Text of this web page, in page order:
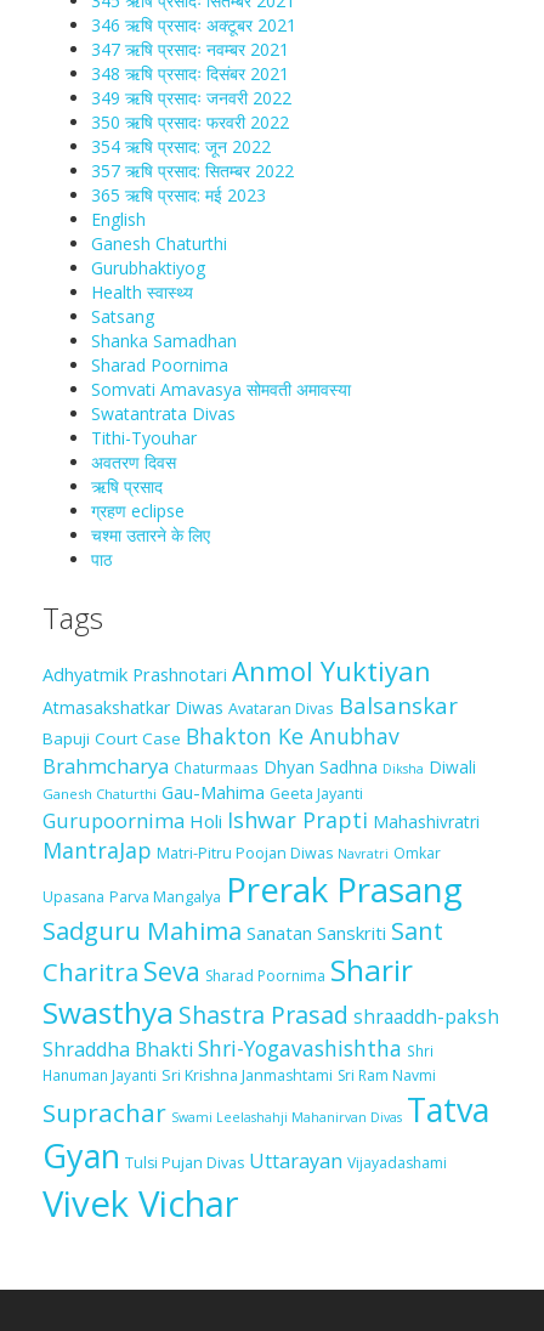
346 ऋषि प्रसादः अक्टूबर 2021
347 ऋषि प्रसादः नवम्बर 2021
348 ऋषि प्रसादः दिसंबर 2021
349 ऋषि प्रसादः जनवरी 2022
350 ऋषि प्रसादः फरवरी 2022
354 ऋषि प्रसाद: जून 2022
357 ऋषि प्रसाद: सितम्बर 2022
365 ऋषि प्रसाद: मई 2023
English
Ganesh Chaturthi
Gurubhaktiyog
Health स्वास्‍थ्‍य
Satsang
Shanka Samadhan
Sharad Poornima
Somvati Amavasya सोमवती अमावस्या
Swatantrata Divas
Tithi-Tyouhar
अवतरण दिवस
ऋषि प्रसाद
ग्रहण eclipse
चश्मा‍ उतारने के लिए
पाठ
Tags
Adhyatmik Prashnotari Anmol Yuktiyan
Atmasakshatkar Diwas Avataran Divas Balsanskar
Bapuji Court Case Bhakton Ke Anubhav
Brahmcharya Chaturmaas Dhyan Sadhna Diksha Diwali
Ganesh Chaturthi Gau-Mahima Geeta Jayanti
Gurupoornima Holi Ishwar Prapti Mahashivratri
MantraJap Matri-Pitru Poojan Diwas Navratri Omkar
Upasana Parva Mangalya Prerak Prasang
Sadguru Mahima Sanatan Sanskriti Sant
Charitra Seva Sharad Poornima Sharir
Swasthya Shastra Prasad shraaddh-paksh
Shraddha Bhakti Shri-Yogavashishtha Shri
Hanuman Jayanti Sri Krishna Janmashtami Sri Ram Navmi
Suprachar Swami Leelashahji Mahanirvan Divas Tatva
Gyan Tulsi Pujan Divas Uttarayan Vijayadashami
Vivek Vichar